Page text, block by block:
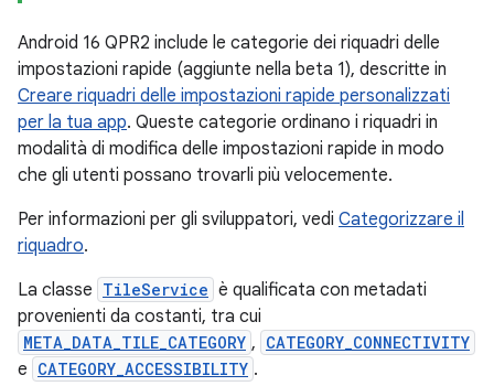
Android 16 QPR2 include le categorie dei riquadri delle
impostazioni rapide (aggiunte nella beta 1), descritte in
Creare riquadri delle impostazioni rapide personalizzati
per la tua app. Queste categorie ordinano i riquadri in
modalità di modifica delle impostazioni rapide in modo
che gli utenti possano trovarli più velocemente.
Per informazioni per gli sviluppatori, vedi Categorizzare il
riquadro.
La classe TileService è qualificata con metadati
provenienti da costanti, tra cui
META_DATA_TILE_CATEGORY , CATEGORY_CONNECTIVITY
e CATEGORY_ACCESSIBILITY .